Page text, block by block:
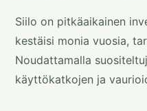
Siilo on pitkäaikainen
kestäisi monia vuosia,
Noudattamalla
käyttökatkojen ja